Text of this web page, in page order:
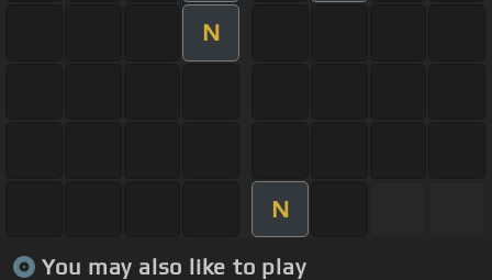
N
N
You may also like to play